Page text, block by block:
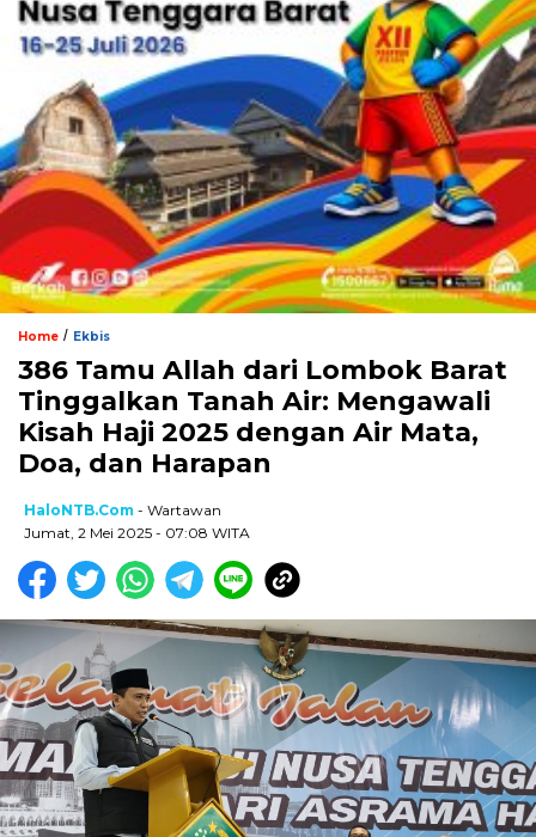
Home / Ekbis
386 Tamu Allah dari Lombok Barat
Tinggalkan Tanah Air: Mengawali
Kisah Haji 2025 dengan Air Mata,
Doa, dan Harapan
HaloNTB.com - Wartawan
Jumat, 2 Mei 2025 - 07:08 WITA